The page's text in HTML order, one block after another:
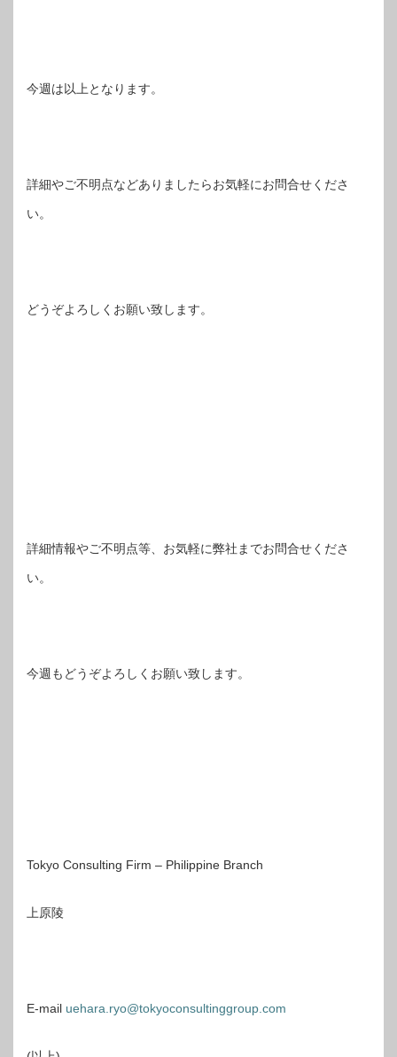
今週は以上となります。
詳細やご不明点などありましたらお気軽にお問合せくださ
い。
どうぞよろしくお願い致します。
詳細情報やご不明点等、お気軽に弊社までお問合せくださ
い。
今週もどうぞよろしくお願い致します。
Tokyo Consulting Firm – Philippine Branch
上原陵
E-mail uehara.ryo@tokyoconsultinggroup.com